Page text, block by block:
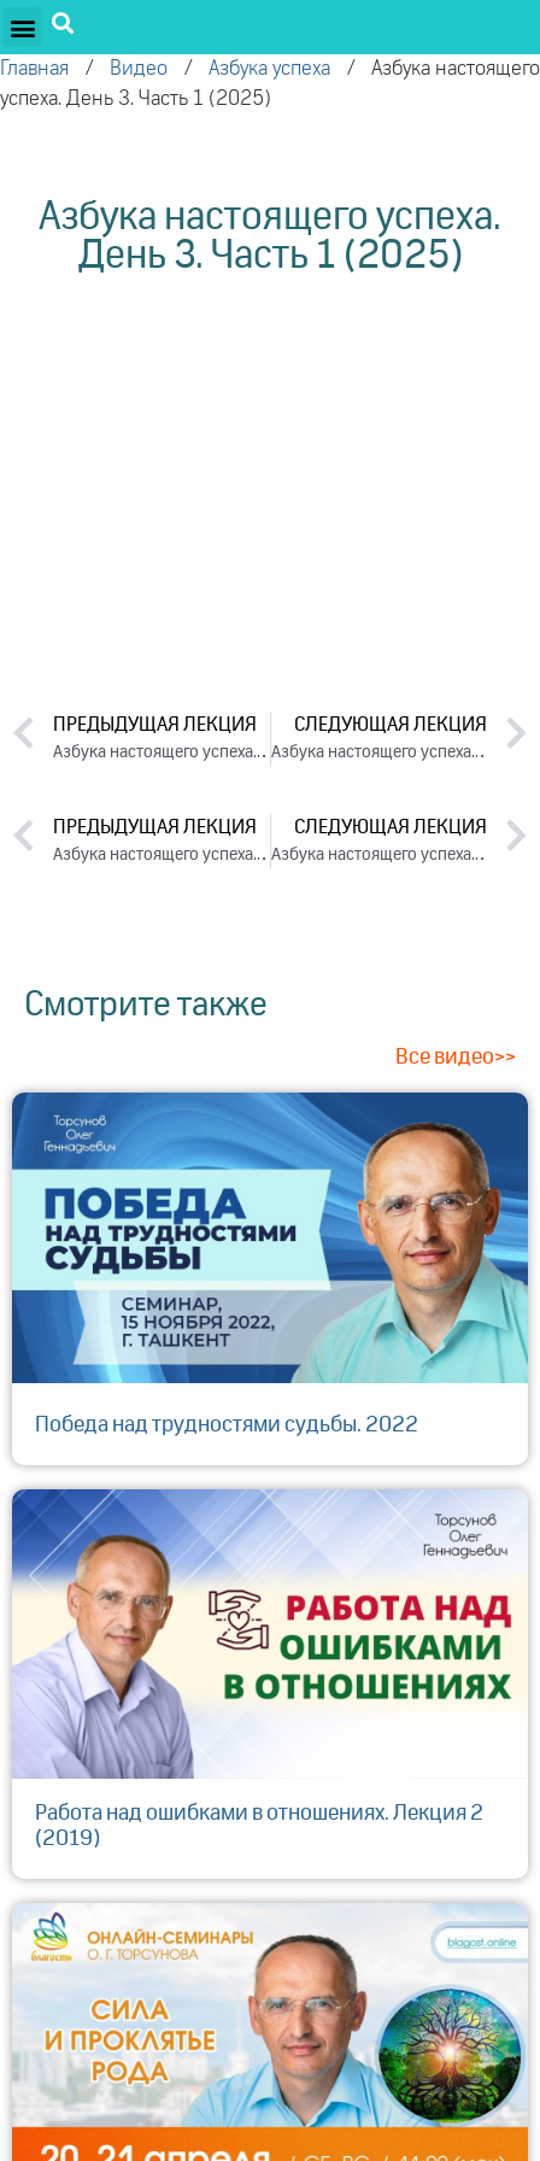
Главная / Видео / Азбука успеха / Азбука настоящего
успеха. День 3. Часть 1 (2025)
Азбука настоящего успеха.
День 3. Часть 1 (2025)
ПРЕДЫДУЩАЯ ЛЕКЦИЯ
Азбука настоящего успеха. День 2. Часть 2 (2025)
СЛЕДУЮЩАЯ ЛЕКЦИЯ
Азбука настоящего успеха. День 3. Часть 2 (2025)
ПРЕДЫДУЩАЯ ЛЕКЦИЯ
Азбука настоящего успеха. День 2. Часть 2 (2025)
СЛЕДУЮЩАЯ ЛЕКЦИЯ
Азбука настоящего успеха. День 3. Часть 2 (2025)
Смотрите также
Все видео>>
Победа над трудностями судьбы. 2022
Работа над ошибками в отношениях. Лекция 2
(2019)